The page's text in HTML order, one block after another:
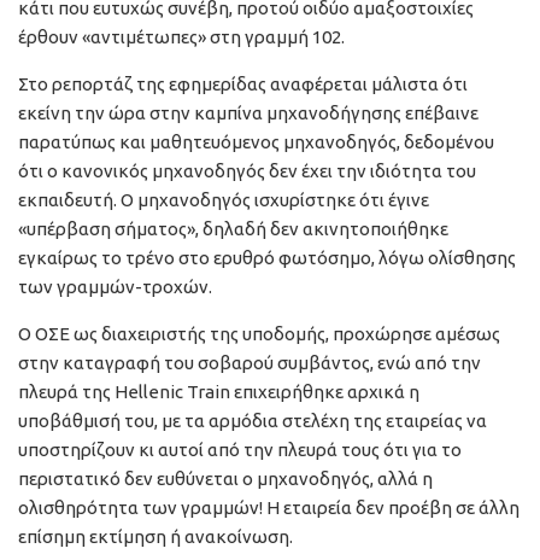
κάτι που ευτυχώς συνέβη, προτού οιδύο αμαξοστοιχίες
έρθουν «αντιμέτωπες» στη γραμμή 102.
Στο ρεπορτάζ της εφημερίδας αναφέρεται μάλιστα ότι
εκείνη την ώρα στην καμπίνα μηχανοδήγησης επέβαινε
παρατύπως και μαθητευόμενος μηχανοδηγός, δεδομένου
ότι ο κανονικός μηχανοδηγός δεν έχει την ιδιότητα του
εκπαιδευτή. Ο μηχανοδηγός ισχυρίστηκε ότι έγινε
«υπέρβαση σήματος», δηλαδή δεν ακινητοποιήθηκε
εγκαίρως το τρένο στο ερυθρό φωτόσημο, λόγω ολίσθησης
των γραμμών-τροχών.
Ο ΟΣΕ ως διαχειριστής της υποδομής, προχώρησε αμέσως
στην καταγραφή του σοβαρού συμβάντος, ενώ από την
πλευρά της Hellenic Train επιχειρήθηκε αρχικά η
υποβάθμισή του, με τα αρμόδια στελέχη της εταιρείας να
υποστηρίζουν κι αυτοί από την πλευρά τους ότι για το
περιστατικό δεν ευθύνεται ο μηχανοδηγός, αλλά η
ολισθηρότητα των γραμμών! Η εταιρεία δεν προέβη σε άλλη
επίσημη εκτίμηση ή ανακοίνωση.